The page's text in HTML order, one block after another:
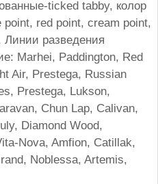
ticked tabby, колор
red point, cream point,
Линии разведения
Marhei, Paddington, Red
Air, Prestega, Russian
Prestega, Lukson,
Chun Lap, Calivan,
Diamond Wood,
Nova, Amfion, Catillak,
Noblessa, Artemis,